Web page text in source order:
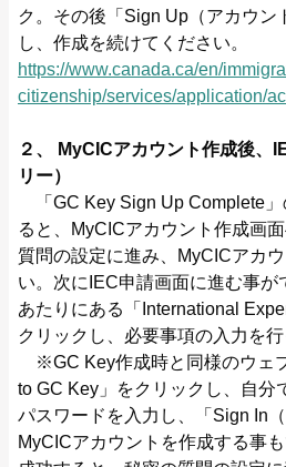
ク。その後「Sign Up（アカウン
し、作成を続けてください。
https://www.canada.ca/en/
citizenship/services/application/
２、 MyCICアカウント作成後
リー）
「GC Key Sign Up Complete」
ると、MyCICアカウント作成画
質問の設定に進み、MyCICアカ
い。次にIEC申請画面に進む事が
あたりにある「International
クリックし、必要事項の入力を行
※GC Key作成時と同様のウェ
to GC Key」をクリックし、自分
パスワードを入力し、「Sign In
MyCICアカウントを作成する事